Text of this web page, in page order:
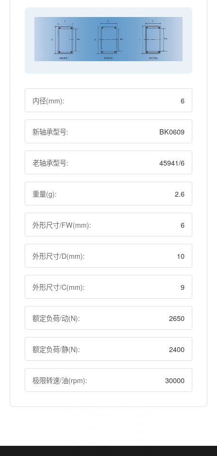
内径(mm): 6
新轴承型号: BK0609
老轴承型号: 45941/6
重量(g): 2.6
外形尺寸/FW(mm): 6
外形尺寸/D(mm): 10
外形尺寸/C(mm): 9
额定负荷/动(N): 2650
额定负荷/静(N): 2400
极限转速/油(rpm): 30000